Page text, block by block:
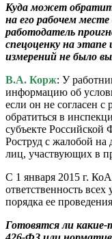
Куда может
на его рабочем
работодатель
спецоценку на
измерений не было
В.А. Корж: У
информацию об
если он не согласен с
обратиться в
субъекте Российской
Роструд с жалобой на
лиц, участвующих в
С 1 января 2015 г.
ответственность
порядка ее
Готовятся ли